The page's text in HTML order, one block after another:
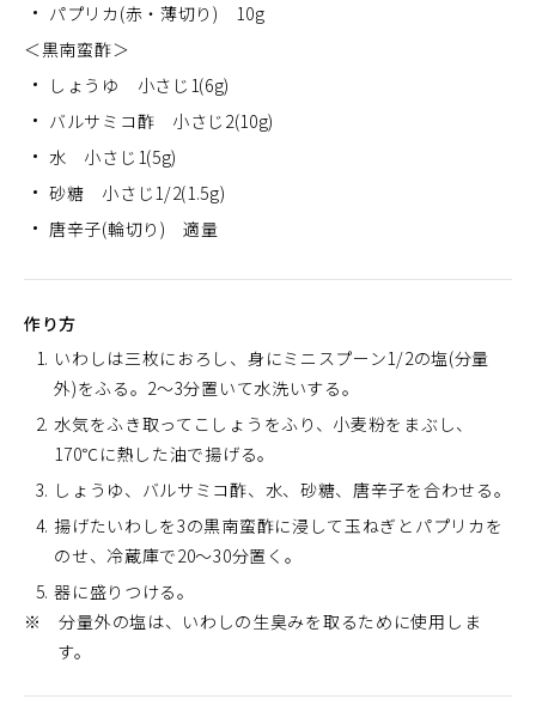
パプリカ(赤・薄切り) 10g
＜黒南蛮酢＞
しょうゆ 小さじ1(6g)
バルサミコ酢 小さじ2(10g)
水 小さじ1(5g)
砂糖 小さじ1/2(1.5g)
唐辛子(輪切り) 適量
作り方
いわしは三枚におろし、身にミニスプーン1/2の塩(分量
外)をふる。2～3分置いて水洗いする。
水気をふき取ってこしょうをふり、小麦粉をまぶし、
170℃に熱した油で揚げる。
しょうゆ、バルサミコ酢、水、砂糖、唐辛子を合わせる。
揚げたいわしを3の黒南蛮酢に浸して玉ねぎとパプリカを
のせ、冷蔵庫で20～30分置く。
器に盛りつける。
※ 分量外の塩は、いわしの生臭みを取るために使用しま
す。